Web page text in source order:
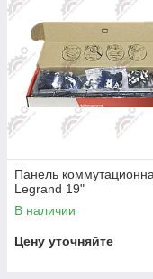
Панель
Legrand 19"
В наличии
Цену уточняйте